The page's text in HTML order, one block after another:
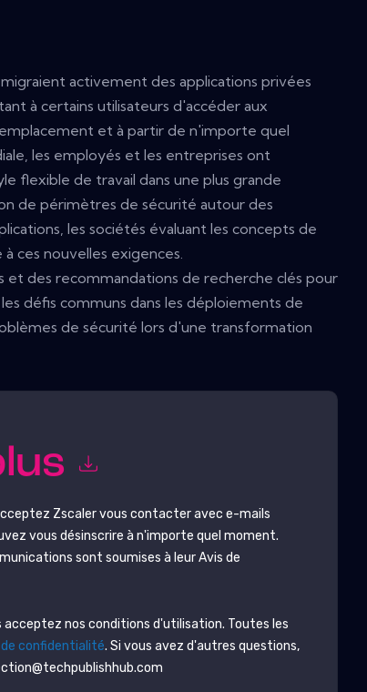
activement des applications privées
à certains utilisateurs d'accéder aux
et à partir de n'importe quel
les employés et les entreprises ont
flexible de travail dans une plus grande
de périmètres de sécurité autour des
les sociétés évaluant les concepts de
ces nouvelles exigences.
des recommandations de recherche clés pour
défis communs dans les déploiements de
de sécurité lors d'une transformation
Zscalervous contacter avec e-mails
vous désinscrire à n'importe quel moment.
sont soumises à leur Avis de
nos conditions d'utilisation. Toutes les
confidentialité. Si vous avez d'autres questions,